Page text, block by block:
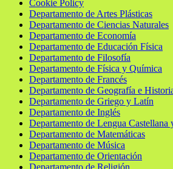
Cookie Policy
Departamento de Artes Plásticas
Departamento de Ciencias Naturales
Departamento de Economía
Departamento de Educación Física
Departamento de Filosofía
Departamento de Física y Química
Departamento de Francés
Departamento de Geografía e
Departamento de Griego y Latín
Departamento de Inglés
Departamento de Lengua Castellana
Departamento de Matemáticas
Departamento de Música
Departamento de Orientación